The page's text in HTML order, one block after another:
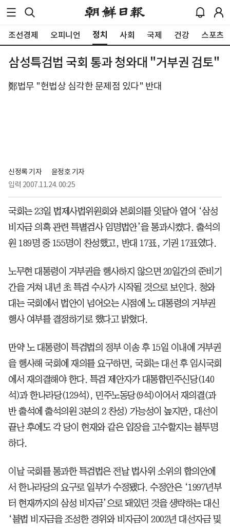
조선경제 오피니언 정치 사회 국제 건강 스포츠
삼성특검법 국회 통과 청와대 "거부권 검토"
鄭법무 "헌법상 심각한 문제점 있다" 반대
신정록 기자
윤정호 기자
입력 2007.11.24. 00:25
국회는 23일 법제사법위원회와 본회의를 잇달아 열어 ‘삼성
비자금 의혹 관련 특별검사 임명법안’을 통과시켰다. 출석의
원 189명 중 155명이 찬성했고, 반대 17표, 기권 17표였다.
노무현 대통령이 거부권을 행사하지 않으면 20일간의 준비기
간을 거쳐 내년 초 특검 수사가 시작될 것으로 보인다. 청와
대는 국회에서 법안이 넘어오는 시점에 노 대통령의 거부권
행사 여부를 결정하기로 했다고 밝혔다.
만약 노 대통령이 특검법의 정부 이송 후 15일 이내에 거부권
을 행사해 국회에 재의를 요구하면, 국회는 대선 후 임시국회
에서 재의결해야 한다. 특검 제안자가 대통합민주신당(140
석)과 한나라당(129석), 민주노동당(9석)이어서 재의결(과
반 출석에 출석의원 3분의 2 찬성) 가능성이 높지만, 대선이
끝난 후에도 각 당이 현재와 같은 입장을 고수할지는 불투명
하다.
이날 국회를 통과한 특검법은 전날 법사위 소위의 합의안에
서 한나라당의 요구로 일부가 수정됐다. 수정안은 ‘1997년부
터 현재까지의 삼성 비자금’으로 돼있던 것을 생략하는 대신
‘불법 비자금을 조성한 경위와 비자금이 2002년 대선자금 및